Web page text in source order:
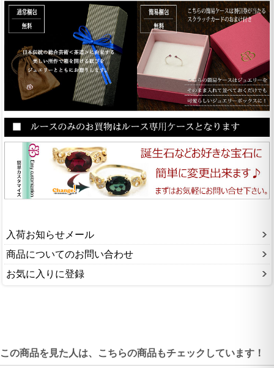
入荷お知らせメール
商品についてのお問い合わせ
お気に入りに登録
この商品を見た人は、こちらの商品もチェックしています！